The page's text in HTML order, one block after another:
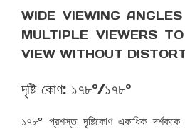
WIDE VIEWING
MULTIPLE VIEWERS
VIEW WITHOUT
দৃষ্টি কোণ: ১৭৮º/১৭৮º
১৭৮º প্রশস্ত দৃষ্টিকোণ একাধিক দর্শককে